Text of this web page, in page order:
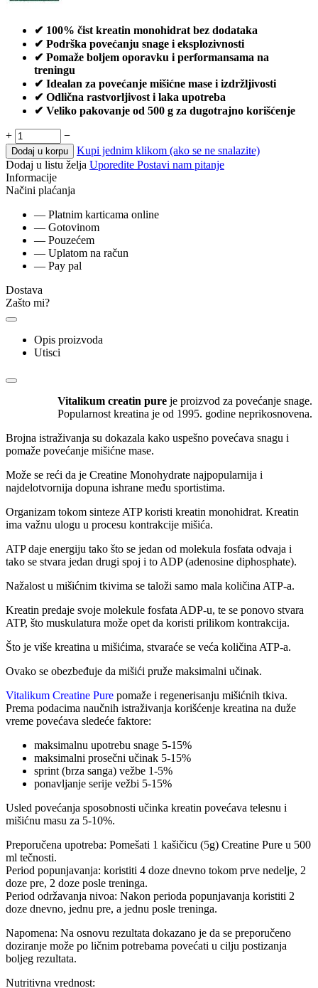
✔ 100% čist kreatin monohidrat bez dodataka
✔ Podrška povećanju snage i eksplozivnosti
✔ Pomaže boljem oporavku i performansama na
treningu
✔ Idealan za povećanje mišićne mase i izdržljivosti
✔ Odlična rastvorljivost i laka upotreba
✔ Veliko pakovanje od 500 g za dugotrajno korišćenje
+ −
Dodaj u korpu
Kupi jednim klikom (ako se ne snalazite)
Dodaj u listu želja Uporedite Postavi nam pitanje
Informacije
Načini plaćanja
— Platnim karticama online
— Gotovinom
— Pouzećem
— Uplatom na račun
— Pay pal
Dostava
Zašto mi?
Opis proizvoda
Utisci
Vitalikum creatin pure je proizvod za povećanje snage.
Popularnost kreatina je od 1995. godine neprikosnovena.
Brojna istraživanja su dokazala kako uspešno povećava snagu i
pomaže povećanje mišićne mase.
Može se reći da je Creatine Monohydrate najpopularnija i
najdelotvornija dopuna ishrane među sportistima.
Organizam tokom sinteze ATP koristi kreatin monohidrat. Kreatin
ima važnu ulogu u procesu kontrakcije mišića.
ATP daje energiju tako što se jedan od molekula fosfata odvaja i
tako se stvara jedan drugi spoj i to ADP (adenosine diphosphate).
Nažalost u mišićnim tkivima se taloži samo mala količina ATP-a.
Kreatin predaje svoje molekule fosfata ADP-u, te se ponovo stvara
ATP, što muskulatura može opet da koristi prilikom kontrakcija.
Što je više kreatina u mišićima, stvaraće se veća količina ATP-a.
Ovako se obezbeđuje da mišići pruže maksimalni učinak.
Vitalikum Creatine Pure pomaže i regenerisanju mišićnih tkiva.
Prema podacima naučnih istraživanja korišćenje kreatina na duže
vreme povećava sledeće faktore:
maksimalnu upotrebu snage 5-15%
maksimalni prosečni učinak 5-15%
sprint (brza sanga) vežbe 1-5%
ponavljanje serije vežbi 5-15%
Usled povećanja sposobnosti učinka kreatin povećava telesnu i
mišićnu masu za 5-10%.
Preporučena upotreba: Pomešati 1 kašičicu (5g) Creatine Pure u 500
ml tečnosti.
Period popunjavanja: koristiti 4 doze dnevno tokom prve nedelje, 2
doze pre, 2 doze posle treninga.
Period održavanja nivoa: Nakon perioda popunjavanja koristiti 2
doze dnevno, jednu pre, a jednu posle treninga.
Napomena: Na osnovu rezultata dokazano je da se preporučeno
doziranje može po ličnim potrebama povećati u cilju postizanja
boljeg rezultata.
Nutritivna vrednost: